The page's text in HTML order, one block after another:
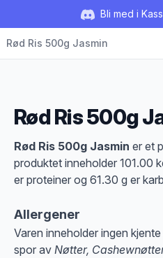
Bli med i
Rød Ris 500g Jasmin
Rød Ris 500g
Produktbeskrivelse
Rød Ris 500g Jasmin er et
produktet inneholder 101.00
er proteiner og 61.30 g er
Allergener
Varen inneholder ingen
spor av Nøtter,